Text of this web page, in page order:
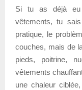
Si tu as déjà eu
vêtements, tu
pratique, le
couches, mais de
pieds, poitrine,
vêtements
une chaleur